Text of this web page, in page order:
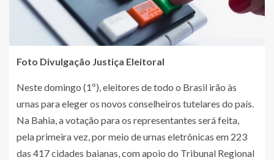
Foto Divulgação Justiça Eleitoral
Neste domingo (1º), eleitores de todo o Brasil irão às
urnas para eleger os novos conselheiros tutelares do país.
Na Bahia, a votação para os representantes será feita,
pela primeira vez, por meio de urnas eletrônicas em 223
das 417 cidades baianas, com apoio do Tribunal Regional